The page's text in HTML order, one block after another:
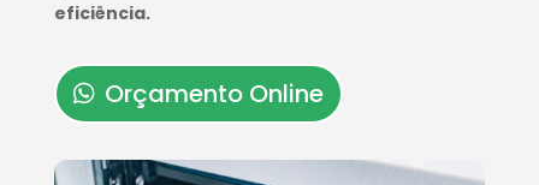
eficiência.
Orçamento Online